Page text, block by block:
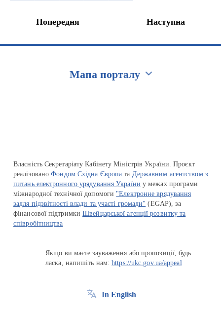
Попередня Наступна
Мапа порталу
Власність Секретаріату Кабінету Міністрів України. Проєкт
реалізованоФондом Східна Європа та Державним агентством з
питань електронного урядування України у межах програми
міжнародної технічної допомоги "Електронне врядування
задля підзвітності влади та участі громади" (EGAP), за
фінансової підтримкиШвейцарської агенції розвитку та
співробітництва
Якщо ви маєте зауваження або пропозиції, будь
ласка, напишіть нам:https://ukc.gov.ua/appeal
In English